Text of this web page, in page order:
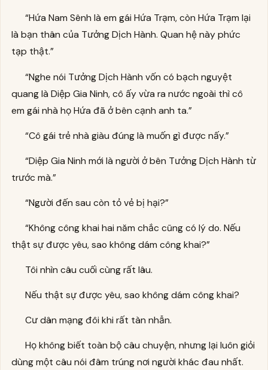
“Hứa Nam Sênh là em gái Hứa Trạm, còn Hứa Trạm lại
là bạn thân của Tưởng Dịch Hành. Quan hệ này phức
tạp thật.”
“Nghe nói Tưởng Dịch Hành vốn có bạch nguyệt
quang là Diệp Gia Ninh, cô ấy vừa ra nước ngoài thì cô
em gái nhà họ Hứa đã ở bên cạnh anh ta.”
“Cô gái trẻ nhà giàu đúng là muốn gì được nấy.”
“Diệp Gia Ninh mới là người ở bên Tưởng Dịch Hành từ
trước mà.”
“Người đến sau còn tỏ vẻ bị hại?”
“Không công khai hai năm chắc cũng có lý do. Nếu
thật sự được yêu, sao không dám công khai?”
Tôi nhìn câu cuối cùng rất lâu.
Nếu thật sự được yêu, sao không dám công khai?
Cư dân mạng đôi khi rất tàn nhẫn.
Họ không biết toàn bộ câu chuyện, nhưng lại luôn giỏi
dùng một câu nói đâm trúng nơi người khác đau nhất.